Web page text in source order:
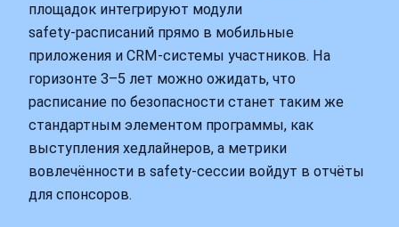
площадок интегрируют модули
safety‑расписаний прямо в мобильные
приложения и CRM‑системы участников. На
горизонте 3–5 лет можно ожидать, что
расписание по безопасности станет таким же
стандартным элементом программы, как
выступления хедлайнеров, а метрики
вовлечённости в safety‑сессии войдут в отчёты
для спонсоров.